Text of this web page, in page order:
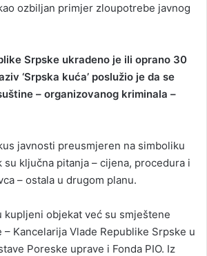
ozbiljan primjer zloupotrebe javnog
Srpske ukradeno je ili oprano 30
‘Srpska kuća’ poslužio je da se
– organizovanog kriminala –
javnosti preusmjeren na simboliku
su ključna pitanja – cijena, procedura i
– ostala u drugom planu.
kupljeni objekat već su smještene
Kancelarija Vlade Republike Srpske u
Poreske uprave i Fonda PIO. Iz